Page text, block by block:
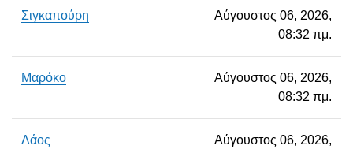
Σιγκαπούρη
Αύγουστος 06, 2026,
08:32 πμ.
Μαρόκο
Αύγουστος 06, 2026,
08:32 πμ.
Λάος
Αύγουστος 06, 2026,